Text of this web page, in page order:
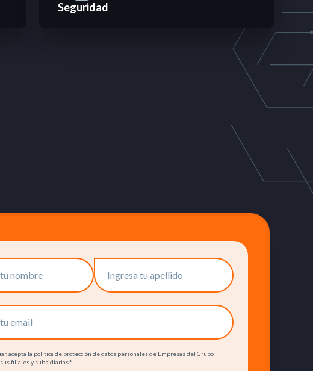
Seguridad
acepta la política de protección de datos personales de Empresas del Grupo
filiales y subsidiarias.*